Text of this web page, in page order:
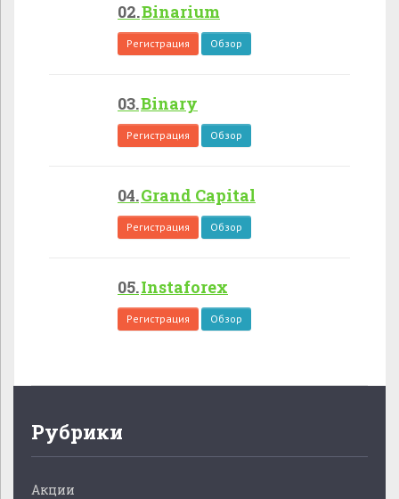
Binarium
Регистрация Обзор
Binary
Регистрация Обзор
Grand Capital
Регистрация Обзор
Instaforex
Регистрация Обзор
Рубрики
Акции